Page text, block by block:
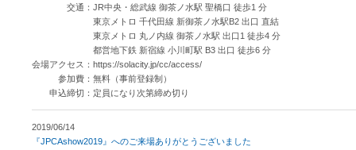
交通：JR中央・総武線 御茶ノ水駅 聖橋口 徒歩1 分
東京メトロ 千代田線 新御茶ノ水駅B2 出口 直結
東京メトロ 丸ノ内線 御茶ノ水駅 出口1 徒歩4 分
都営地下鉄 新宿線 小川町駅 B3 出口 徒歩6 分
会場アクセス：https://solacity.jp/cc/access/
参加費：無料（事前登録制）
申込締切：定員になり次第締め切り
2019/06/14
『JPCAshow2019』へのご来場ありがとうございました